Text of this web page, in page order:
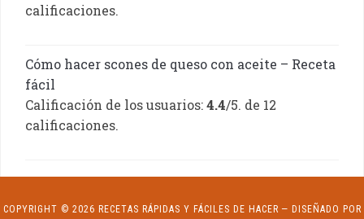
calificaciones.
Cómo hacer scones de queso con aceite – Receta
fácil
Calificación de los usuarios:4.4/5. de 12
calificaciones.
COPYRIGHT © 2026 RECETAS RÁPIDAS Y FÁCILES DE HACER — DISEÑADO POR